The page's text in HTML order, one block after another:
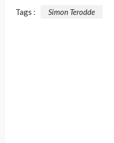
Tags : Simon Terodde